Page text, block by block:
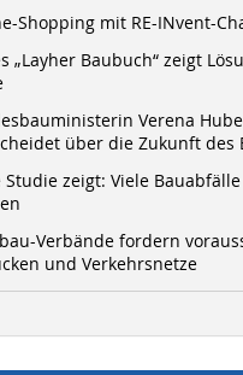
Shopping mit RE-INvent-
„Layher Baubuch“ zeigt
Verena
über die Zukunft des
Studie zeigt: Viele
Verbände fordern
und Verkehrsnetze